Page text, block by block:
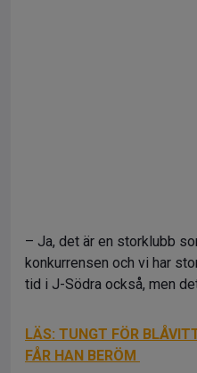
– Ja, det är en storklubb
konkurrensen och vi har
tid i J-Södra också, men
LÄS: TUNGT FÖR
FÅR HAN BERÖM